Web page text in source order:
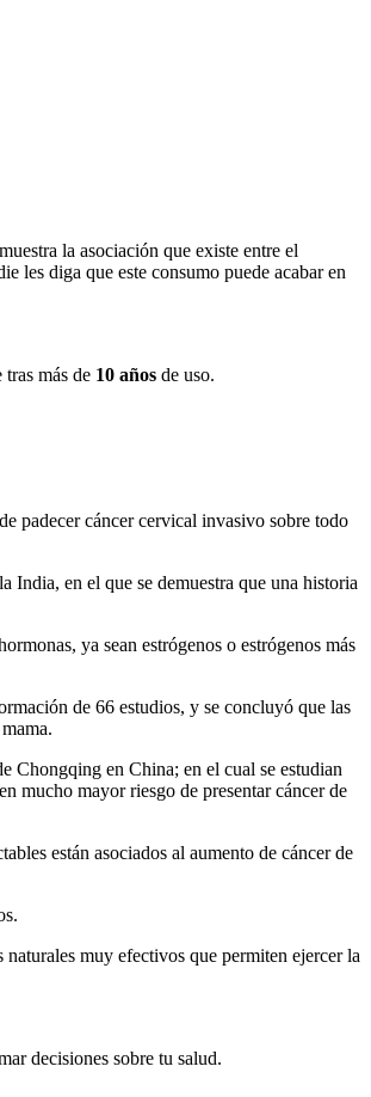
la asociación que existe entre el
les diga que este consumo puede acabar en
más de 10 años de uso.
padecer cáncer cervical invasivo sobre todo
en el que se demuestra que una historia
ya sean estrógenos o estrógenos más
de 66 estudios, y se concluyó que las
Chongqing en China; en el cual se estudian
mucho mayor riesgo de presentar cáncer de
están asociados al aumento de cáncer de
muy efectivos que permiten ejercer la
decisiones sobre tu salud.